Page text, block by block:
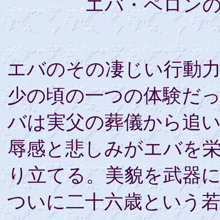
エバ・ペロン
エバのその凄じい行動
少の頃の一つの体験だ
バは実父の葬儀から追
辱感と悲しみがエバを
り立てる。美貌を武器
ついに二十六歳という